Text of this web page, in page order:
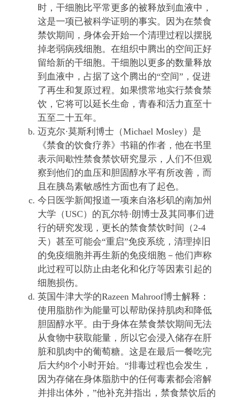
时，干细胞比平常更多的被释放到血液中，
这是一项已被科学证明的事实。因为在禁食
禁饮期间，身体会开始一个清理过程以摆脱
掉老弱病残细胞。在组织中腾出的空间正好
留给新的干细胞。干细胞以更多的数量释放
到血液中，占据了这个腾出的“空间”，促进
了再生和复原过程。如果惯常地实行禁食禁
饮，它将可以延长生命，青春和活力直至十
五至二十五年。
迈克尔·莫斯利博士（Michael Mosley）是
《禁食的饮食疗养》书籍的作者，他在书里
表示间歇性禁食禁饮研究显示，人们不但观
察到他们的血压和胆固醇水平有所改善，而
且在胰岛素敏感性方面也有了起色。
今日医学新闻报道一项来自洛杉矶的南加州
大学（USC）的瓦尔特·朗博士及其同事们进
行的研究发现，更长的禁食禁饮时间（2-4
天）甚至可能会“重启”免疫系统，清理掉旧
的免疫细胞并再生新的免疫细胞－他们声称
此过程可以防止由老化和化疗等因素引起的
细胞损伤。
英国牛津大学的Razeen Mahroof博士解释：
使用脂肪作为能量可以帮助保持肌肉和降低
胆固醇水平。由于身体在禁食禁饮期间无法
从食物中获取能量，所以它会浸入储存在肝
脏和肌肉中的葡萄糖。这是在最后一餐吃完
后大约8个小时开始。“排毒过程也会发生，
因为存储在身体脂肪中的任何毒素都会溶解
并排出体外，”他补充并指出，禁食禁饮后的